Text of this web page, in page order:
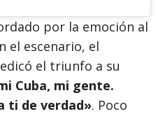
por la emoción al
el escenario, el
el triunfo a su
Cuba, mi gente.
ti de verdad». Poco